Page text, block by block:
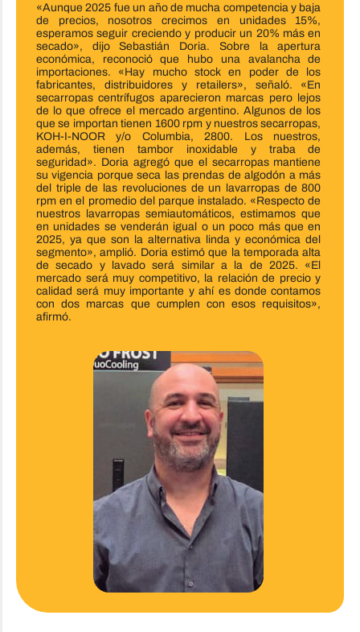
«Aunque 2025 fue un año de mucha competencia y baja
de precios, nosotros crecimos en unidades 15%,
esperamos seguir creciendo y producir un 20% más en
secado», dijo Sebastián Doria. Sobre la apertura
económica, reconoció que hubo una avalancha de
importaciones. «Hay mucho stock en poder de los
fabricantes, distribuidores y retailers», señaló. «En
secarropas centrífugos aparecieron marcas pero lejos
de lo que ofrece el mercado argentino. Algunos de los
que se importan tienen 1600 rpm y nuestros secarropas,
KOH-I-NOOR y/o Columbia, 2800. Los nuestros,
además, tienen tambor inoxidable y traba de
seguridad». Doria agregó que el secarropas mantiene
su vigencia porque seca las prendas de algodón a más
del triple de las revoluciones de un lavarropas de 800
rpm en el promedio del parque instalado. «Respecto de
nuestros lavarropas semiautomáticos, estimamos que
en unidades se venderán igual o un poco más que en
2025, ya que son la alternativa linda y económica del
segmento», amplió. Doria estimó que la temporada alta
de secado y lavado será similar a la de 2025. «El
mercado será muy competitivo, la relación de precio y
calidad será muy importante y ahí es donde contamos
con dos marcas que cumplen con esos requisitos»,
afirmó.